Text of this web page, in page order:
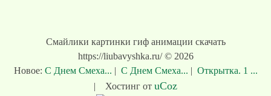
Смайлики картинки гиф анимации скачать
https://liubavyshka.ru/ © 2026
Новое: С Днем Смеха... | С Днем Смеха... | Открытка. 1 ...
|
Хостинг от uCoz